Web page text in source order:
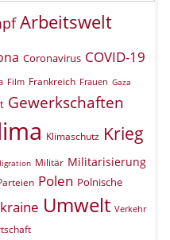
Arbeitswelt
Coronavirus COVID-19
Film Frankreich Frauen Gaza
Gewerkschaften
Klimaschutz Krieg
Militär Militarisierung
Polen Polnische
Umwelt Verkehr